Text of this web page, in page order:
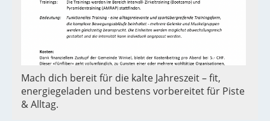
Mach dich bereit für die kalte Jahreszeit – fit,
energiegeladen und bestens vorbereitet für Piste
& Alltag.